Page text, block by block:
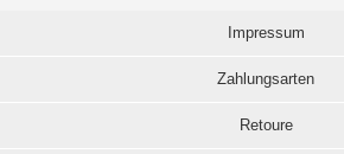
Impressum
Zahlungsarten
Retoure